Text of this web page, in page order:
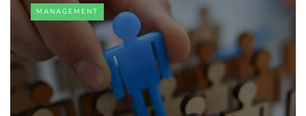
MANAGEMENT